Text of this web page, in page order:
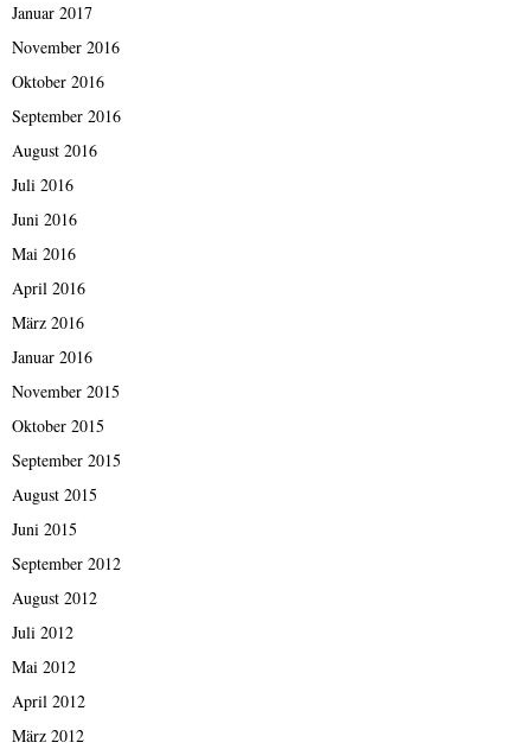
Januar 2017
November 2016
Oktober 2016
September 2016
August 2016
Juli 2016
Juni 2016
Mai 2016
April 2016
März 2016
Januar 2016
November 2015
Oktober 2015
September 2015
August 2015
Juni 2015
September 2012
August 2012
Juli 2012
Mai 2012
April 2012
März 2012